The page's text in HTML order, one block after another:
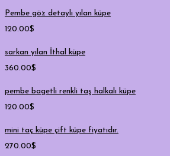
Pembe göz detaylı yılan küpe
120.00$
sarkan yılan İthal küpe
360.00$
pembe bagetli renkli taş halkalı küpe
120.00$
mini taç küpe çift küpe fiyatıdır.
270.00$